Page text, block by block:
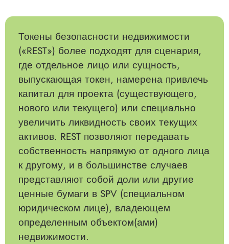
Токены безопасности недвижимости
(«REST») более подходят для сценария,
где отдельное лицо или сущность,
выпускающая токен, намерена привлечь
капитал для проекта (существующего,
нового или текущего) или специально
увеличить ликвидность своих текущих
активов. REST позволяют передавать
собственность напрямую от одного лица
к другому, и в большинстве случаев
представляют собой доли или другие
ценные бумаги в SPV (специальном
юридическом лице), владеющем
определенным объектом(ами)
недвижимости.